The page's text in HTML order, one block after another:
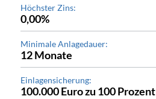
Höchster Zins:
0,00%
Minimale Anlagedauer:
12 Monate
Einlagensicherung:
100.000 Euro zu 100 Prozent